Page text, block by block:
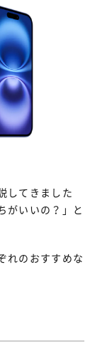
てきました
いいの？」と
のおすすめな